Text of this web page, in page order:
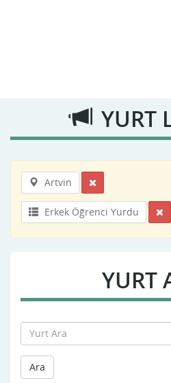
YURT
Artvin
Erkek Öğrenci Yurdu
YURT
Ara